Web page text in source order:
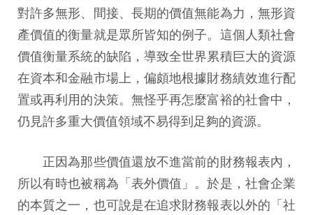
對許多無形、間接、長期的價值無能為力，無形資
產價值的衡量就是眾所皆知的例子。這個人類社會
價值衡量系統的缺陷，導致全世界累積巨大的資源
在資本和金融市場上，偏頗地根據財務績效進行配
置或再利用的決策。無怪乎再怎麼富裕的社會中，
仍見許多重大價值領域不易得到足夠的資源。
正因為那些價值還放不進當前的財務報表內，
所以有時也被稱為「表外價值」。於是，社會企業
的本質之一，也可說是在追求財務報表以外的「社